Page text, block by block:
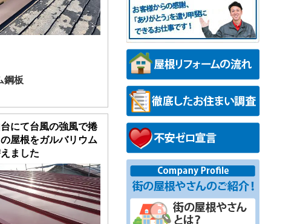
鋼板
にて台風の強風で捲
屋根をガルバリウム
ました